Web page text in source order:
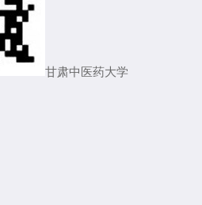
甘肃中医药大学